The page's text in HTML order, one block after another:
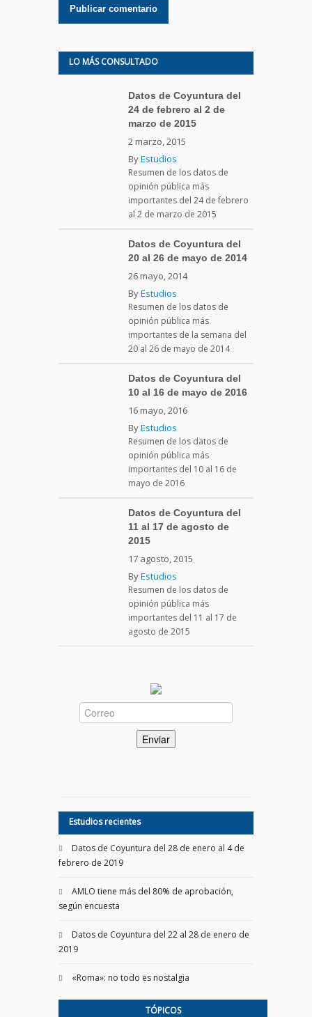
LO MÁS CONSULTADO
Datos de Coyuntura del
24 de febrero al 2 de
marzo de 2015
2 marzo, 2015
ByEstudios
Resumen de los datos de
opinión pública más
importantes del 24 de febrero
al 2 de marzo de 2015
Datos de Coyuntura del
20 al 26 de mayo de 2014
26 mayo, 2014
ByEstudios
Resumen de los datos de
opinión pública más
importantes de la semana del
20 al 26 de mayo de 2014
Datos de Coyuntura del
10 al 16 de mayo de 2016
16 mayo, 2016
ByEstudios
Resumen de los datos de
opinión pública más
importantes del 10 al 16 de
mayo de 2016
Datos de Coyuntura del
11 al 17 de agosto de
2015
17 agosto, 2015
ByEstudios
Resumen de los datos de
opinión pública más
importantes del 11 al 17 de
agosto de 2015
Estudios recientes
Datos de Coyuntura del 28 de enero al 4 de
febrero de 2019
AMLO tiene más del 80% de aprobación,
según encuesta
Datos de Coyuntura del 22 al 28 de enero de
2019
«Roma»: no todo es nostalgia
TÓPICOS